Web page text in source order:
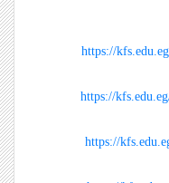
https://
https://
https://